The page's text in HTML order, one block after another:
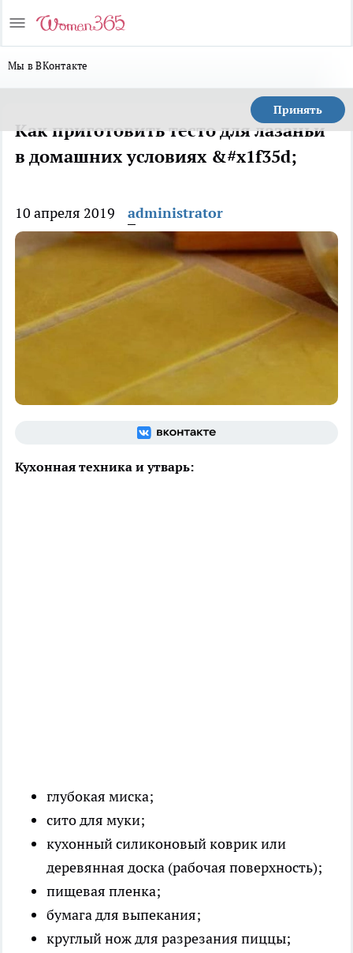
Мы в ВКонтакте
Принять
Как приготовить тесто для лазаньи
в домашних условиях &#x1f35d;
10 апреля 2019 administrator
Кухонная техника и утварь:
глубокая миска;
сито для муки;
кухонный силиконовый коврик или
деревянная доска (рабочая поверхность);
пищевая пленка;
бумага для выпекания;
круглый нож для разрезания пиццы;